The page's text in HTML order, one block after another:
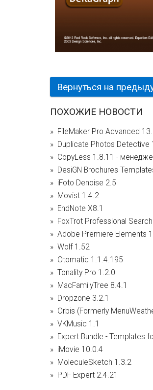
Вернуться на
ПОХОЖИЕ НОВОСТИ
FileMaker Pro Advanced
Duplicate Photos Detective
CopyLess 1.8.11 -
DesiGN Brochures
iFoto Denoise 2.5
Movist 1.4.2
EndNote X8.1
FoxTrot Professional
Adobe Premiere Elements
Wolf 1.52
Otomatic 1.1.4.195
Tonality Pro 1.2.0
MacFamilyTree 8.4.1
Dropzone 3.2.1
Orbis (Formerly
VKMusic 1.1
Expert Bundle - Templates
iMovie 10.0.4
MoleculeSketch 1.3.2
PDF Expert 2.4.21